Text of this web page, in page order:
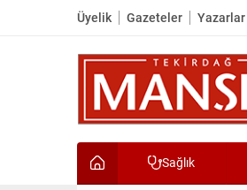
Üyelik Gazeteler Yazarlar
Sağlık